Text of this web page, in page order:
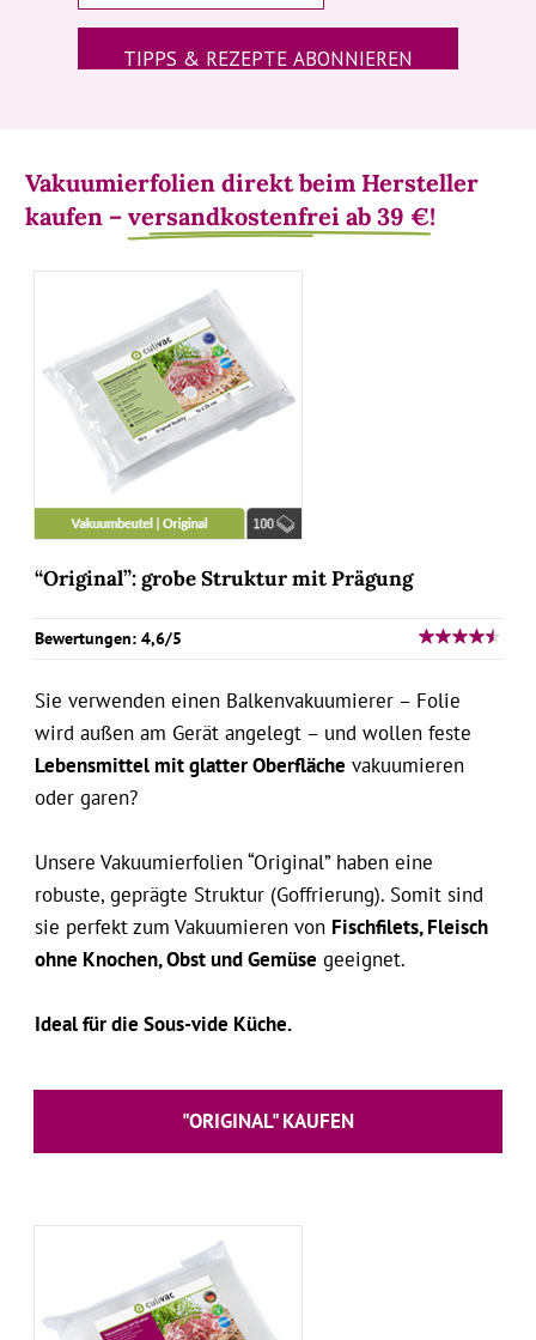
Vakuumierfolien direkt beim Hersteller
kaufen – versandkostenfrei ab 39 €!
“Original”: grobe Struktur mit Prägung
Bewertungen: 4,6/5
Sie verwenden einen Balkenvakuumierer – Folie
wird außen am Gerät angelegt – und wollen feste
Lebensmittel mit glatter Oberfläche vakuumieren
oder garen?
Unsere Vakuumierfolien “Original” haben eine
robuste, geprägte Struktur (Goffrierung). Somit sind
sie perfekt zum Vakuumieren von Fischfilets, Fleisch
ohne Knochen, Obst und Gemüse geeignet.
Ideal für die Sous-vide Küche.
"ORIGINAL" KAUFEN